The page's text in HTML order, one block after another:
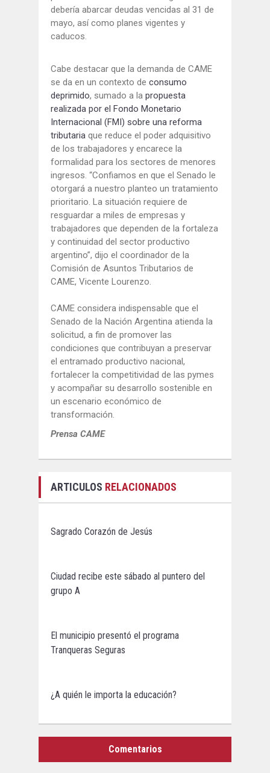
debería abarcar deudas vencidas al 31 de
mayo, así como planes vigentes y
caducos.
Cabe destacar que la demanda de CAME
se da en un contexto de consumo
deprimido, sumado a la propuesta
realizada por el Fondo Monetario
Internacional (FMI) sobre una reforma
tributaria que reduce el poder adquisitivo
de los trabajadores y encarece la
formalidad para los sectores de menores
ingresos. “Confiamos en que el Senado le
otorgará a nuestro planteo un tratamiento
prioritario. La situación requiere de
resguardar a miles de empresas y
trabajadores que dependen de la fortaleza
y continuidad del sector productivo
argentino”, dijo el coordinador de la
Comisión de Asuntos Tributarios de
CAME, Vicente Lourenzo.
CAME considera indispensable que el
Senado de la Nación Argentina atienda la
solicitud, a fin de promover las
condiciones que contribuyan a preservar
el entramado productivo nacional,
fortalecer la competitividad de las pymes
y acompañar su desarrollo sostenible en
un escenario económico de
transformación.
Prensa CAME
ARTICULOS RELACIONADOS
Sagrado Corazón de Jesús
Ciudad recibe este sábado al puntero del
grupo A
El municipio presentó el programa
Tranqueras Seguras
¿A quién le importa la educación?
Comentarios